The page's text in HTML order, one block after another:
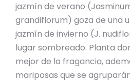
jazmín de verano
grandiflorum) goza de una
jazmín de invierno (J.
lugar sombreado. Planta
mejor de la fragancia,
mariposas que se